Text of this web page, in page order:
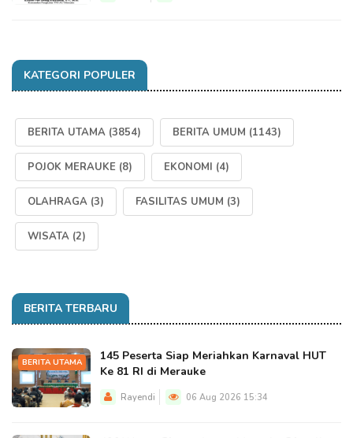
KATEGORI POPULER
BERITA UTAMA (3854) BERITA UMUM (1143)
POJOK MERAUKE (8) EKONOMI (4)
OLAHRAGA (3) FASILITAS UMUM (3)
WISATA (2)
BERITA TERBARU
BERITA UTAMA
145 Peserta Siap Meriahkan Karnaval HUT
Ke 81 RI di Merauke
Rayendi 06 Aug 2026 15:34